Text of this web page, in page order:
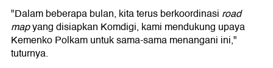
"Dalam beberapa bulan, kita terus berkoordinasi road
mapyang disiapkan Komdigi, kami mendukung upaya
Kemenko Polkam untuk sama-sama menangani ini,"
tuturnya.